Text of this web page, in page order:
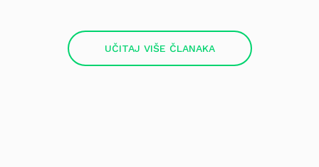
UČITAJ VIŠE ČLANAKA